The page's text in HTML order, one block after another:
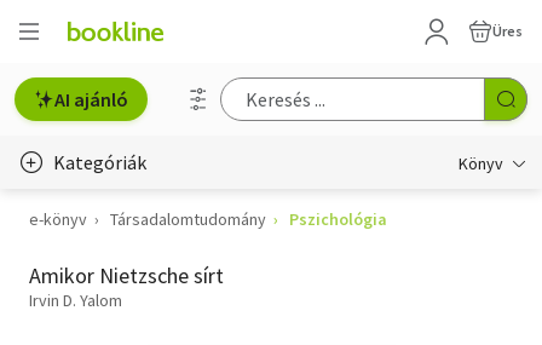
Üres
AI ajánló
Kategóriák Könyv
Életmód, egészség
Erotika
e-könyv Társadalomtudomány Pszichológia
Amikor Nietzsche sírt
Irvin D. Yalom